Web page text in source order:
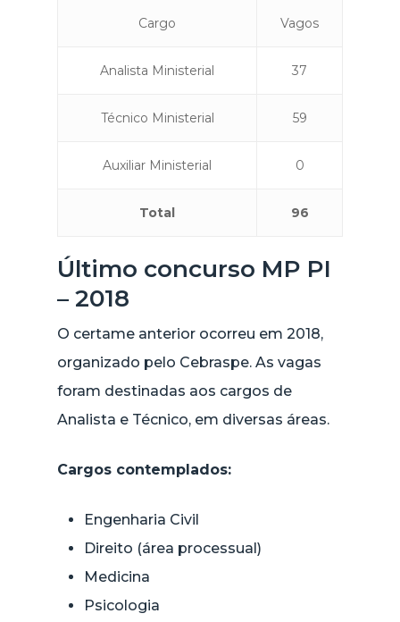
Cargo Vagos
Analista Ministerial 37
Técnico Ministerial 59
Auxiliar Ministerial 0
Total 96
Último concurso MP PI
– 2018
O certame anterior ocorreu em 2018,
organizado pelo Cebraspe. As vagas
foram destinadas aos cargos de
Analista e Técnico, em diversas áreas.
Cargos contemplados:
Engenharia Civil
Direito (área processual)
Medicina
Psicologia